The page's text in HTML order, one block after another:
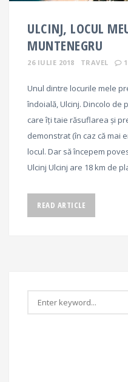
ULCINJ, LOCUL
MUNTENEGRU
26 IULIE 2018 TRAVEL 1
Unul dintre locurile mele
îndoială, Ulcinj. Dincolo de
care îți taie răsuflarea și
demonstrat (în caz că mai
locul. Dar să începem
Ulcinj Ulcinj are 18 km de
READ ARTICLE